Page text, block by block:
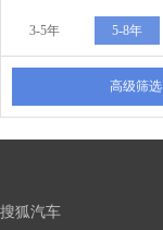
3-5年 5-8年
高级筛选
搜狐汽车